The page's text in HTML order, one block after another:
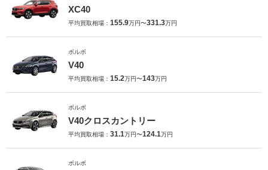
XC40
平均買取相場： 155.9万円〜331.3万円
ボルボ
V40
平均買取相場： 15.2万円〜143万円
ボルボ
V40クロスカントリー
平均買取相場： 31.1万円〜124.1万円
ボルボ